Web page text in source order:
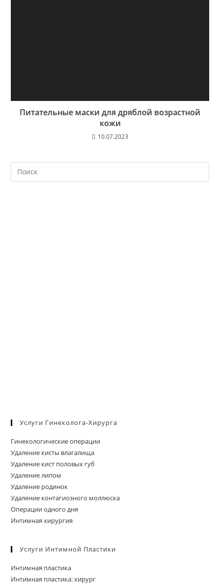
Питательные маски для дряблой возрастной
кожи
10.07.2023
Услуги Гинеколога-Хирурга
Гинекологические операции
Удаление кисты влагалища
Удаление кист половых губ
Удаление липом
Удаление родинок
Удаление контагиозного моллюска
Операции одного дня
Интимная хирургия
Услуги Интимной Пластики
Интимная пластика
Интимная пластика: хирург